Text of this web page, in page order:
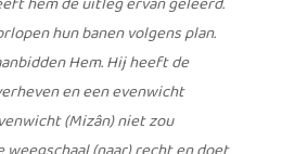
hun banen volgens plan.
Hem. Hij heeft de
en een evenwicht
(Mizân) niet zou